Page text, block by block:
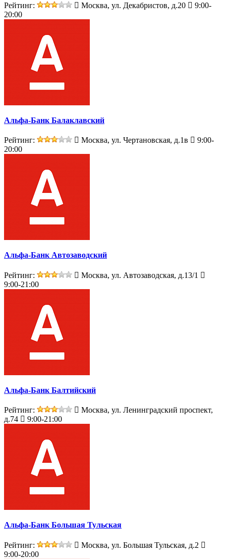
Рейтинг: Москва, ул. Декабристов, д.20
9:00-
20:00
Альфа-Банк Балаклавский
Рейтинг: Москва, ул. Чертановская, д.1в
9:00-
20:00
Альфа-Банк Автозаводский
Рейтинг:
Москва, ул. Автозаводская, д.13/1
9:00-21:00
Альфа-Банк Балтийский
Рейтинг:
Москва, ул. Ленинградский проспект,
д.74
9:00-21:00
Альфа-Банк Большая Тульская
Рейтинг:
Москва, ул. Большая Тульская, д.2
9:00-20:00